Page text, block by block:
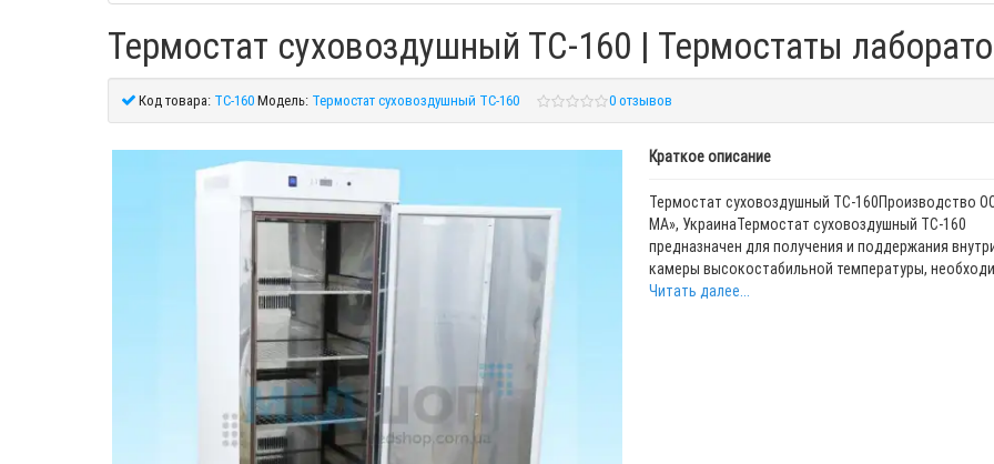
Термостат суховоздушный ТС-160 | Термостаты
Код товара: ТС-160Модель: Термостат суховоздушный ТС-160 0 отзывов
Краткое описание
Термостат суховоздушный ТС-160Производство
МА», УкраинаТермостат суховоздушный ТС-160
предназначен для получения и поддержания
камеры высокостабильной температуры,
Читать далее...